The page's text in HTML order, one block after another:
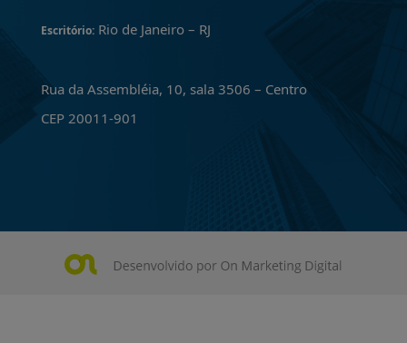
Escritório:Rio de Janeiro – RJ
Rua da Assembléia, 10, sala 3506 – Centro
CEP 20011-901